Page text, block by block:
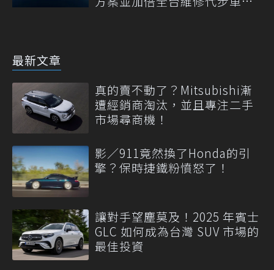
最新文章
真的賣不動了？Mitsubishi漸
遭經銷商淘汰，並且專注二手
市場尋商機！
影／911竟然換了Honda的引
擎？保時捷鐵粉憤怒了！
讓對手望塵莫及！2025 年賓士
GLC 如何成為台灣 SUV 市場的
最佳投資